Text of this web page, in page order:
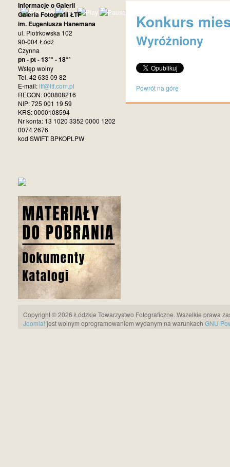
Konkurs
Wyróżniony
Powrót na górę
Informacje o Galerii
Galeria Fotografii ŁTF
im. Eugeniusza Hanemana
ul. Piotrkowska 102
90-004 Łódź
Czynna
pn - pt - 13°° - 18°°
Wstęp wolny
Tel. 42 633 09 82
E-mail:ltf@ltf.com.pl
REGON: 000808216
NIP: 725 001 19 59
KRS: 0000108594
Nr konta: 13 1020 3352 0000 1202
0074 2676
kod SWIFT: BPKOPLPW
Copyright © 2026 Łódzkie Towarzystwo Fotograficzne. Wszelkie prawa
Joomla! jest wolnym oprogramowaniem wydanym na warunkach GNU